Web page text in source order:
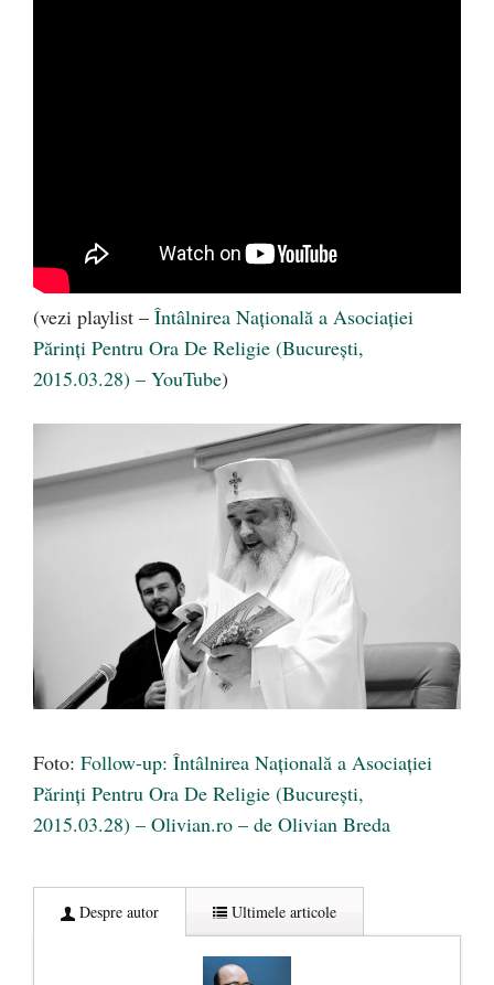
(vezi playlist – Întâlnirea Naţională a Asociaţiei
Părinţi Pentru Ora De Religie (Bucureşti,
2015.03.28) – YouTube)
Foto: Follow-up: Întâlnirea Naţională a Asociaţiei
Părinţi Pentru Ora De Religie (Bucureşti,
2015.03.28) – Olivian.ro – de Olivian Breda
Despre autor Ultimele articole